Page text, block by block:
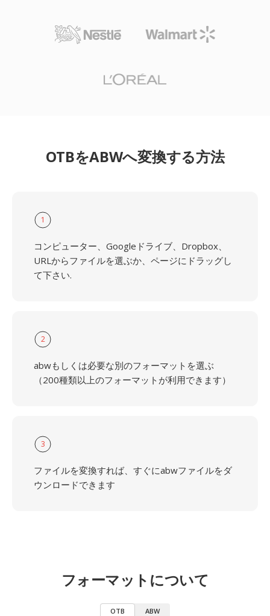
OTBをABWへ変換する方法
1
コンピューター、Googleドライブ、Dropbox、
URLからファイルを選ぶか、ページにドラッグし
て下さい.
2
abwもしくは必要な別のフォーマットを選ぶ
（200種類以上のフォーマットが利用できます）
3
ファイルを変換すれば、すぐにabwファイルをダ
ウンロードできます
フォーマットについて
OTB ABW